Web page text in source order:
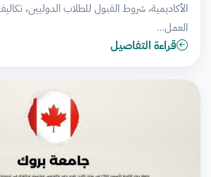
الأكاديمية، شروط القبول للطلاب الدوليين،
العمل…
قراءة التفاصيل